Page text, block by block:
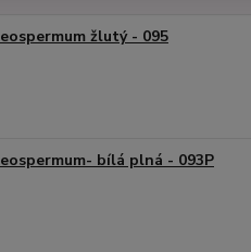
žlutý - 095
bílá plná - 093P